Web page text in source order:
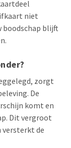
niet
boodschap blijft
zorgt
De
komt en
Dit vergroot
versterkt de